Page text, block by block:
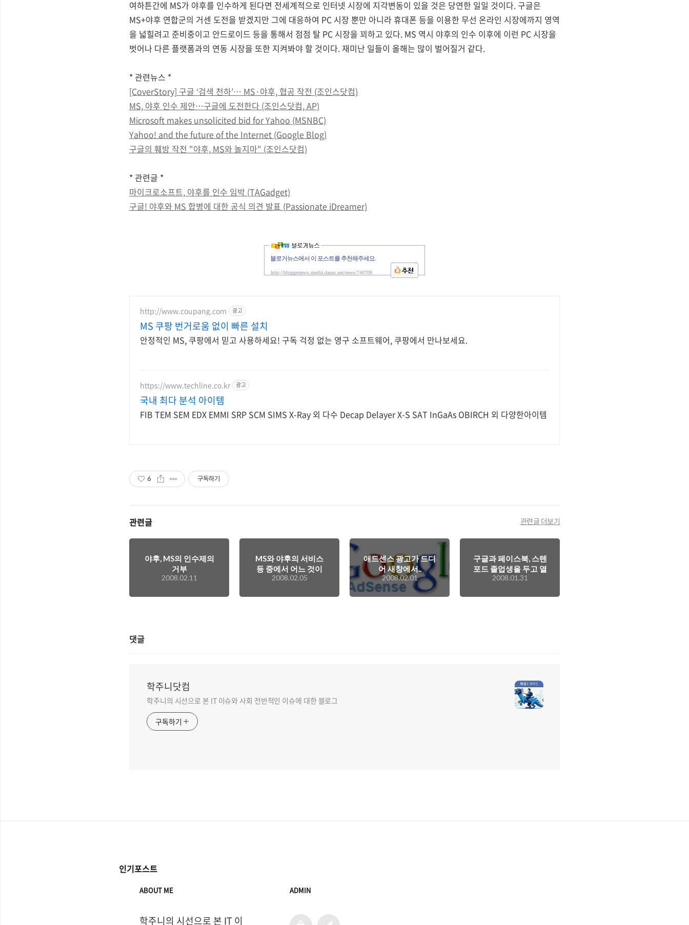
여하튼간에 MS가 야후를 인수하게 된다면 전세계적으로 인터넷 시장에 지각변동이 있을 것은 당연한 일일 것이다. 구글은
MS+야후 연합군의 거센 도전을 받겠지만 그에 대응하여 PC 시장 뿐만 아니라 휴대폰 등을 이용한 무선 온라인 시장에까지 영역
을 넓힐려고 준비중이고 안드로이드 등을 통해서 점점 탈 PC 시장을 꾀하고 있다. MS 역시 야후의 인수 이후에 이런 PC 시장을
벗어나 다른 플랫폼과의 연동 시장을 또한 지켜봐야 할 것이다. 재미난 일들이 올해는 많이 벌어질거 같다.
* 관련뉴스 *
[CoverStory] 구글 ‘검색 천하’… MS·야후, 협공 작전 (조인스닷컴)
MS, 야후 인수 제안…구글에 도전한다 (조인스닷컴, AP)
Microsoft makes unsolicited bid for Yahoo (MSNBC)
Yahoo! and the future of the Internet (Google Blog)
구글의 훼방 작전 "야후, MS와 놀지마" (조인스닷컴)
* 관련글 *
마이크로소프트, 야후를 인수 임박 (TAGadget)
구글! 야후와 MS 합병에 대한 공식 의견 발표 (Passionate iDreamer)
블로거뉴스에서 이 포스트를 추천해주세요.
http://bloggernews.media.daum.net/news/740709
http://www.coupang.com 광고
MS 쿠팡 번거로움 없이 빠른 설치
안정적인 MS, 쿠팡에서 믿고 사용하세요! 구독 걱정 없는 영구 소프트웨어, 쿠팡에서 만나보세요.
https://www.techline.co.kr 광고
국내 최다 분석 아이템
FIB TEM SEM EDX EMMI SRP SCM SIMS X-Ray 외 다수 Decap Delayer X-S SAT InGaAs OBIRCH 외 다양한아이템
6 구독하기
관련글 관련글 더보기
야후, MS의 인수제의
거부
2008.02.11
MS와 야후의 서비스
등 중에서 어느 것이
살아남을 것인가?
2008.02.05
애드센스 광고가 드디
어 새창에서..
2008.02.01
구글과 페이스북, 스텐
포드 졸업생을 두고 열
나게 싸움 중....
2008.01.31
댓글
학주니닷컴
학주니의 시선으로 본 IT 이슈와 사회 전반적인 이슈에 대한 블로그
구독하기
인기포스트
ABOUT ME
학주니의 시선으로 본 IT 이
ADMIN
admin
글